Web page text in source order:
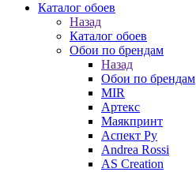
Каталог обоев
Назад
Каталог обоев
Обои по брендам
Назад
Обои по брендам
MIR
Артекс
Маякпринт
Аспект Ру
Andrea Rossi
AS Creation